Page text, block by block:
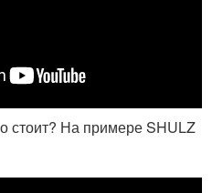
стоит? На примере SHULZ